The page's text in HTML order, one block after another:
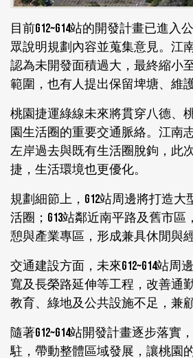
目前G12~G14站的開發計畫已進
眾說明規劃內容並蒐集意見。江
認為未開發面積過大，最終縮小
範圍，也有人提出保留埤塘、維
桃園捷運綠線未來將貫穿八德、
園生活圈的重要交通脈絡。江南
左岸過去與既有生活圈脫鉤，此
捷，生活環境也更優化。
規劃細節上，G12站周邊將打造
活圈；G13站鄰近南平路及舊市
憩與產業專區，形成兼具休閒與
交通建設方面，未來G12~G14站
寬及長榮路延伸等工程，改善通
教育、綠地及公共設施不足，兼
隨著G12~G14站開發計畫逐步落
駐，帶動整體區域發展，讓桃園